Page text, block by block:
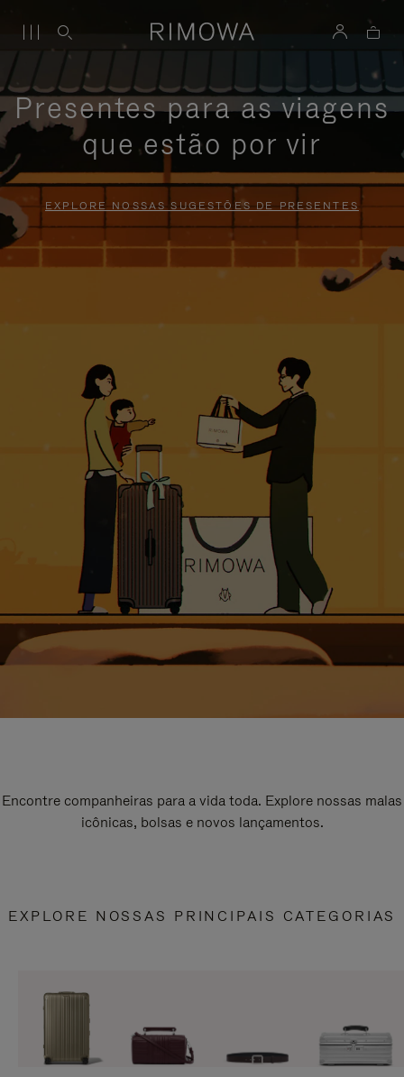
Presentes para as viagens
que estão por vir
EXPLORE NOSSAS SUGESTÕES DE PRESENTES
Encontre companheiras para a vida toda. Explore nossas malas
icônicas, bolsas e novos lançamentos.
EXPLORE NOSSAS PRINCIPAIS CATEGORIAS